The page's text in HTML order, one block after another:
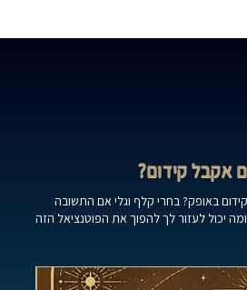
אקבל קידום?
באופק? בחרי קלף וגלי אם התשובה
ומה יכול לעזור לך להפוך את הפוטנציאל הזה